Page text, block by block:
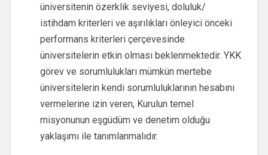
üniversitenin özerklik seviyesi, doluluk/
istihdam kriterleri ve aşırılıkları önleyici önceki
performans kriterleri çerçevesinde
üniversitelerin etkin olması beklenmektedir. YKK
görev ve sorumlulukları mümkün mertebe
üniversitelerin kendi sorumluluklarının hesabını
vermelerine izin veren, Kurulun temel
misyonunun eşgüdüm ve denetim olduğu
yaklaşımı ile tanımlanmalıdır.